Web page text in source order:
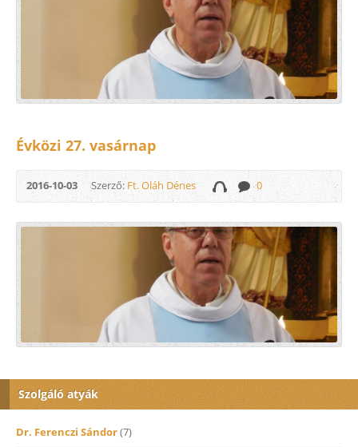
Évközi 27. vasárnap
2016-10-03 Szerző:Ft. Oláh Dénes 0
Szolgáló atyák
Dr. Ferenczi Sándor(7)